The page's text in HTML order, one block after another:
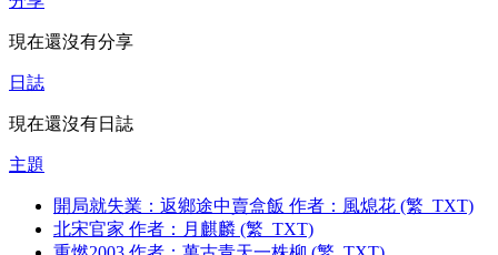
現在還沒有分享
日誌
現在還沒有日誌
主題
開局就失業：返鄉途中賣盒飯 作者：風熄花 (繁_TXT)
北宋官家 作者：月麒麟 (繁_TXT)